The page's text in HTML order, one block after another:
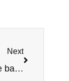
Next
¿La tina de baño realmente sirve para hacer hidroterapia?